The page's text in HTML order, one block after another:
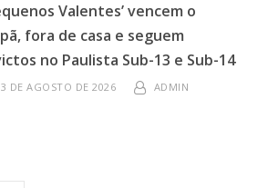
Valentes’ vencem o
fora de casa e seguem
no Paulista Sub-13 e Sub-14
3 DE AGOSTO DE 2026 ADMIN